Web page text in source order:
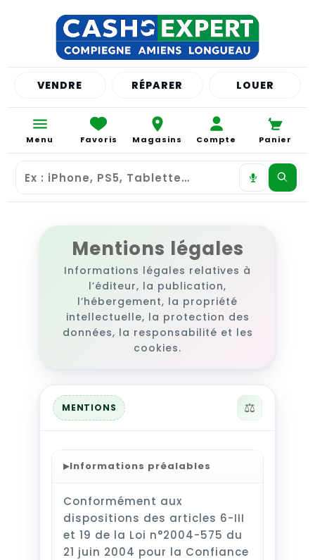
VENDRE RÉPARER LOUER
Menu Favoris Magasins Compte Panier
Mentions légales
Informations légales relatives à
l’éditeur, la publication,
l’hébergement, la propriété
intellectuelle, la protection des
données, la responsabilité et les
cookies.
MENTIONS ⚖️
▸Informations préalables
Conformément aux
dispositions des articles 6-III
et 19 de la Loi n°2004-575 du
21 juin 2004 pour la Confiance